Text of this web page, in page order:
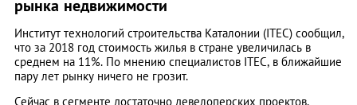
рынка недвижимости
Институт технологий строительства Каталонии (ITEC) сообщил,
что за 2018 год стоимость жилья в стране увеличилась в
среднем на 11%. По мнению специалистов ITEC, в ближайшие
пару лет рынку ничего не грозит.
Сейчас в сегменте достаточно девелоперских проектов,